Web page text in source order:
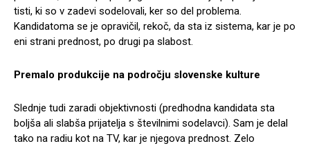
tisti, ki so v zadevi sodelovali, ker so del problema.
Kandidatoma se je opravičil, rekoč, da sta iz sistema, kar je po
eni strani prednost, po drugi pa slabost.
Premalo produkcije na področju slovenske kulture
Slednje tudi zaradi objektivnosti (predhodna kandidata sta
boljša ali slabša prijatelja s številnimi sodelavci). Sam je delal
tako na radiu kot na TV, kar je njegova prednost. Zelo